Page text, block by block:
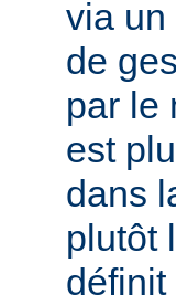
via un
de
par le
est
dans
plutôt